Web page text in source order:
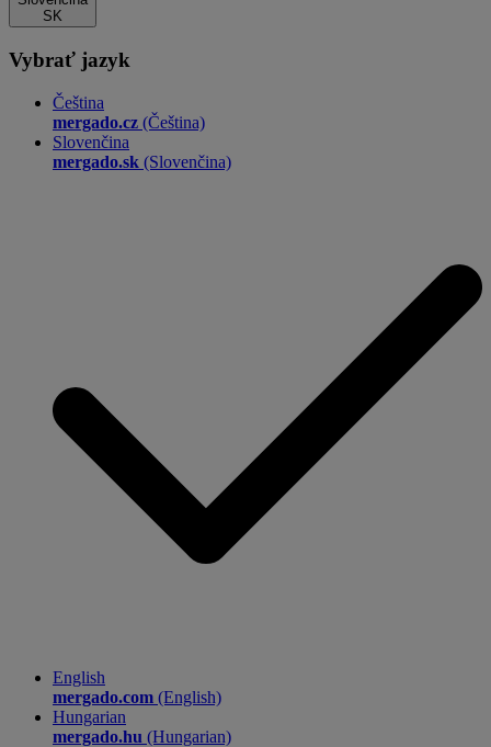
SK
Vybrať jazyk
Čeština
mergado.cz (Čeština)
Slovenčina
mergado.sk (Slovenčina)
English
mergado.com (English)
Hungarian
mergado.hu (Hungarian)